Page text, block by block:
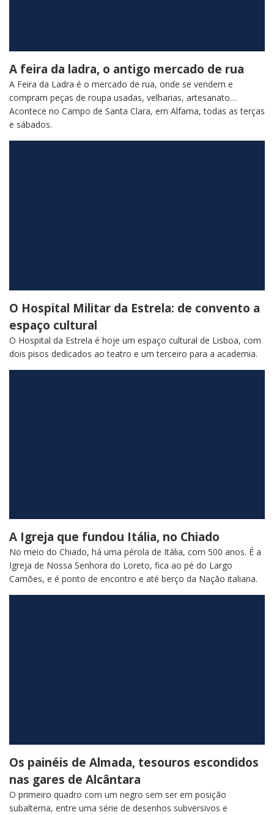
A feira da ladra, o antigo mercado de rua
A Feira da Ladra é o mercado de rua, onde se vendem e
compram peças de roupa usadas, velharias, artesanato…
Acontece no Campo de Santa Clara, em Alfama, todas as terças
e sábados.
O Hospital Militar da Estrela: de convento a
espaço cultural
O Hospital da Estrela é hoje um espaço cultural de Lisboa, com
dois pisos dedicados ao teatro e um terceiro para a academia.
A Igreja que fundou Itália, no Chiado
No meio do Chiado, há uma pérola de Itália, com 500 anos. É a
Igreja de Nossa Senhora do Loreto, fica ao pé do Largo
Camões, e é ponto de encontro e até berço da Nação italiana.
Os painéis de Almada, tesouros escondidos
nas gares de Alcântara
O primeiro quadro com um negro sem ser em posição
subalterna, entre uma série de desenhos subversivos e